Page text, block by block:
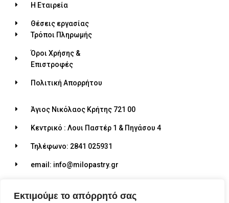
Εκτιμούμε το απόρρητό σας
Η Εταιρεία
Θέσεις εργασίας
Τρόποι Πληρωμής
Όροι Χρήσης &
Επιστροφές
Πολιτική Απορρήτου
Άγιος Νικόλαος Κρήτης 721 00
Κεντρικό : Λουι Παστέρ 1 & Πηγάσου 4
Τηλέφωνο: 2841 025931
email: info@milopastry.gr